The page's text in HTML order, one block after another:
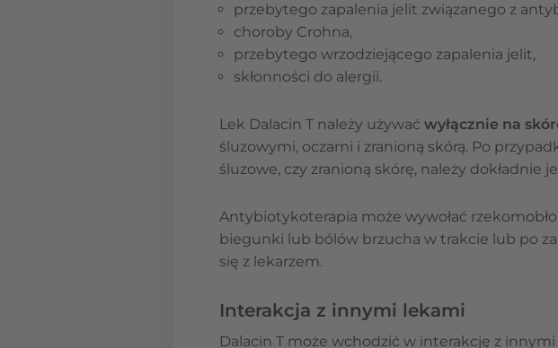
przebytego zapalenia jelit związanego z
choroby Crohna,
przebytego wrzodziejącego zapalenia jelit,
skłonności do alergii.
Lek Dalacin T należy używać wyłącznie na
śluzowymi, oczami i zranioną skórą. Po
śluzowe, czy zranioną skórę, należy dokładnie
Antybiotykoterapia może wywołać
biegunki lub bólów brzucha w trakcie lub po
się z lekarzem.
Interakcja z innymi lekami
Dalacin T może wchodzić w interakcję z